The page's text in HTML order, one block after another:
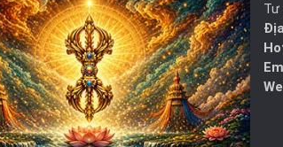
Tư